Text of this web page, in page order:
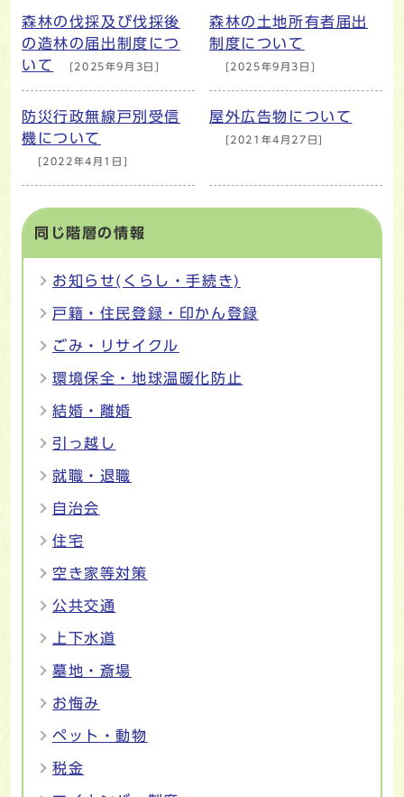
森林の伐採及び伐採後
の造林の届出制度につ
いて
[2025年9月3日]
森林の土地所有者届出
制度について
[2025年9月3日]
防災行政無線戸別受信
機について
[2022年4月1日]
屋外広告物について
[2021年4月27日]
同じ階層の情報
お知らせ(くらし・手続き)
戸籍・住民登録・印かん登録
ごみ・リサイクル
環境保全・地球温暖化防止
結婚・離婚
引っ越し
就職・退職
自治会
住宅
空き家等対策
公共交通
上下水道
墓地・斎場
お悔み
ペット・動物
税金